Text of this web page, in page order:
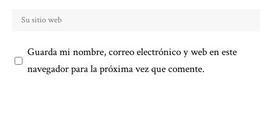
Guarda mi nombre, correo electrónico y web en este
navegador para la próxima vez que comente.